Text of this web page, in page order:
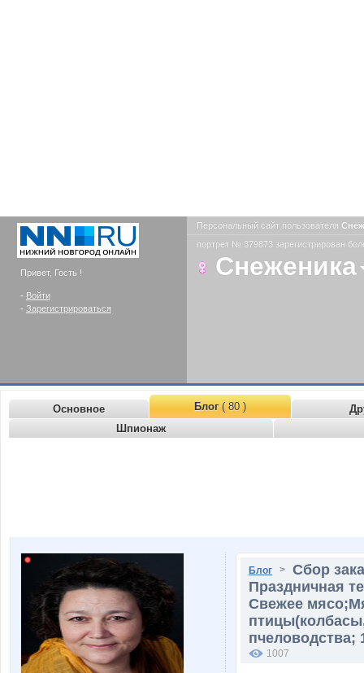
Привет, Гость !
- Войти
- Зарегистрироваться
Персональный сайт пользователя
портрет № 379873 зарегистрирован
Снеженика
Основное Блог( 80 )
Шпионаж
Блог > Сбор
Праздничная
Свежее
пчеловодства;
1007